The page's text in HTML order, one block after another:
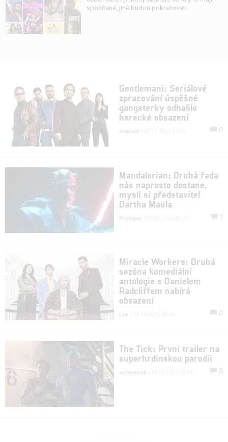
spočítané, jiné budou pokračovat.
Gentlemani: Seriálové
zpracování úspěšné
gangsterky odhalilo
herecké obsazení
Anarvin 0
Mandalorian: Druhá řada
nás naprosto dostane,
myslí si představitel
Dartha Maula
Prokopio 1
Miracle Workers: Druhá
sezóna komediální
antologie s Danielem
Radcliffem nabírá
obsazení
Lee 0
The Tick: První trailer na
superhrdinskou parodii
schonecek 0